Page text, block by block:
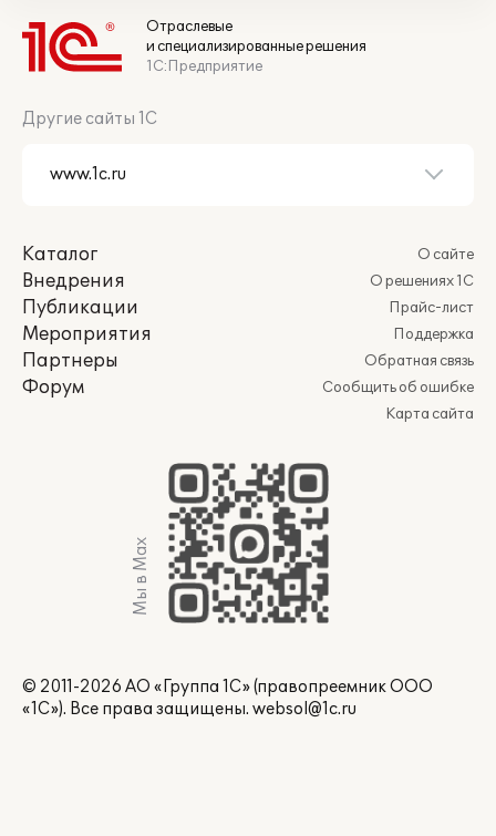
Отраслевые
и специализированные решения
1С:Предприятие
Другие сайты 1С
Каталог
Внедрения
Публикации
Мероприятия
Партнеры
Форум
О сайте
О решениях 1С
Прайс-лист
Поддержка
Обратная связь
Сообщить об ошибке
Карта сайта
Мы в Max
© 2011-2026 АО «Группа 1С» (правопреемник ООО
«1С»). Все права защищены. websol@1c.ru